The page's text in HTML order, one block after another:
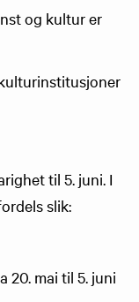
og kultur er
til 5. juni. I
slik:
20. mai til 5. juni